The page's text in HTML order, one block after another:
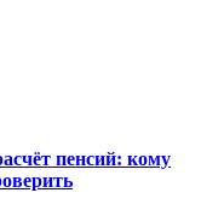
пенсий: кому